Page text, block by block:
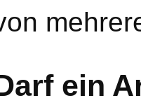
ein